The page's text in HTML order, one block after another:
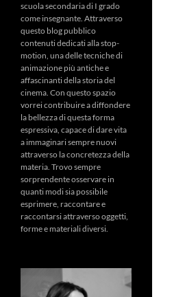
scuola secondaria di I grado
come insegnante. Attraverso
questo blog pubblico
contenuti dedicati alla stop-
motion, una delle tecniche di
animazione più antiche e
affascinanti della storia del
cinema. Con questo spazio
vorrei contribuire a diffondere
la bellezza di questa forma
espressiva, capace di dare vita
a immaginari sempre nuovi
attraverso la concretezza della
materia. Trovo sempre
sorprendente osservare in
quanti modi sia possibile
esprimere, raccontare e
raccontarsi attraverso oggetti,
forme e materiali diversi.